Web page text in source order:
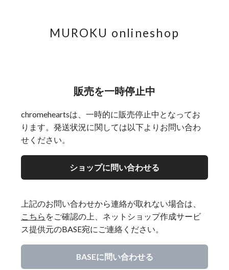
MUROKU onlineshop
販売を一時停止中
chromeheartsは、一時的に販売停止中となってお
ります。発送状況に関しては以下よりお問い合わ
せください。
ショップに問い合わせる
上記のお問い合わせから連絡が取れない場合は、
こちら をご確認の上、ネットショップ作成サービ
ス提供元のBASE宛にご連絡ください。
BASEに問い合わせる